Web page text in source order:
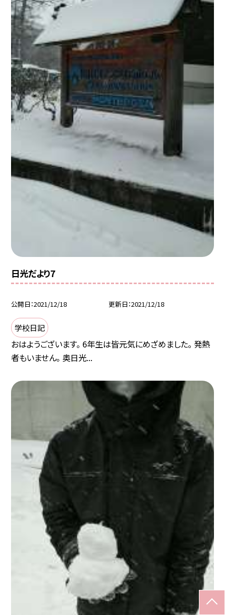
日光だより7
公開日 2021/12/18 更新日 2021/12/18
学校日記
おはようございます。 6年生は皆元気にめざめました。 発熱
者もいません。 奥日光...